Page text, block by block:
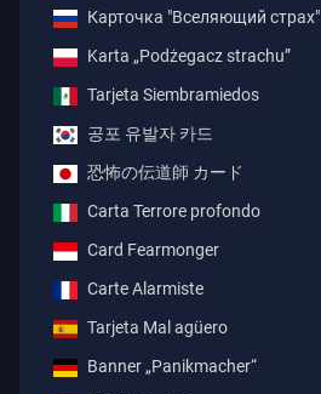
Карточка "Вселяющий страх"
Karta „Podżegacz strachu”
Tarjeta Siembramiedos
공포 유발자 카드
恐怖の伝道師 カード
Carta Terrore profondo
Card Fearmonger
Carte Alarmiste
Tarjeta Mal agüero
Banner „Panikmacher“